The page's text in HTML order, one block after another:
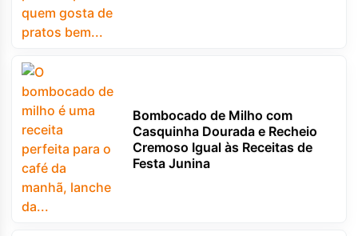
Bombocado de Milho com
Casquinha Dourada e Recheio
Cremoso Igual às Receitas de
Festa Junina